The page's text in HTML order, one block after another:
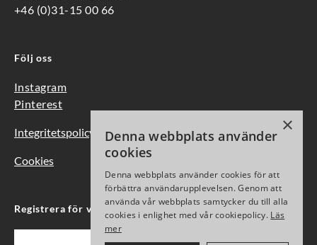
+46 (0)31-15 00 66
Följ oss
Instagram
Pinterest
Integritetspolicy
Cookies
Registrera för vårt nyhetsbrev
×
Denna webbplats använder
cookies
Denna webbplats använder cookies för att
förbättra användarupplevelsen. Genom att
använda vår webbplats samtycker du till alla
cookies i enlighet med vår cookiepolicy. Läs
mer